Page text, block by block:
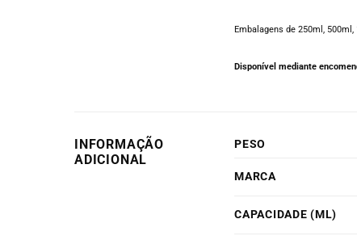
Embalagens de 250ml, 500ml,
Disponível mediante
INFORMAÇÃO
ADICIONAL
PESO
MARCA
CAPACIDADE (ML)